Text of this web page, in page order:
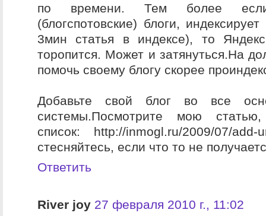
по времени. Тем более
(блогспотовские) блоги,
3мин статья в индексе), то
торопится. Может и затянуться.На
помочь своему блогу скорее
Добавьте свой блог во все
системы.Посмотрите мою
список: http://inmogl.ru/2009/07/
стесняйтесь, если что то не
Ответить
River joy 27 февраля 2010 г., 11:02